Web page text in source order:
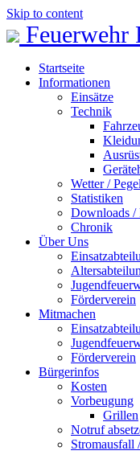
Skip to content
Feuerwehr
Startseite
Informationen
Einsätze
Technik
Wetter /
Statistiken
Downloads /
Chronik
Über Uns
Förderverein
Mitmachen
Förderverein
Bürgerinfos
Kosten
Vorbeugung
Grillen
Notruf
Stromausfall